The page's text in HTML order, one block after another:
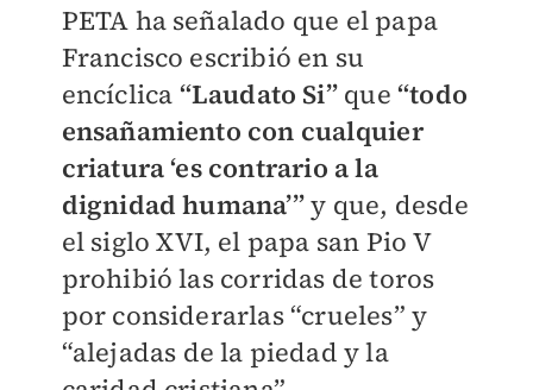
PETA ha señalado que el papa
Francisco escribió en su
encíclica “Laudato Si”que “todo
ensañamiento con cualquier
criatura ‘es contrario a la
dignidad humana’”y que, desde
el siglo XVI, el papa san Pio V
prohibió las corridas de toros
por considerarlas “crueles” y
“alejadas de la piedad y la